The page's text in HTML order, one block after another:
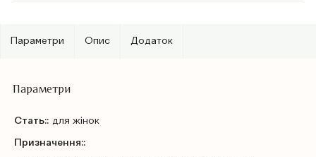
Параметри Опис Додаток
Параметри
Стать:: для жінок
Призначення::